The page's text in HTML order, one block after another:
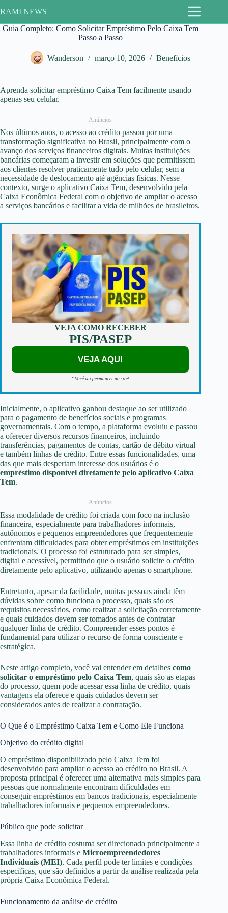
para
o
conteúdo
RAMI NEWS
Guia Completo: Como Solicitar Empréstimo Pelo Caixa Tem
Passo a Passo
Wanderson março 10, 2026 Benefícios
Aprenda solicitar empréstimo Caixa Tem facilmente usando
apenas seu celular.
Anúncios
Nos últimos anos, o acesso ao crédito passou por uma
transformação significativa no Brasil, principalmente com o
avanço dos serviços financeiros digitais. Muitas instituições
bancárias começaram a investir em soluções que permitissem
aos clientes resolver praticamente tudo pelo celular, sem a
necessidade de deslocamento até agências físicas. Nesse
contexto, surge o aplicativo Caixa Tem, desenvolvido pela
Caixa Econômica Federal com o objetivo de ampliar o acesso
a serviços bancários e facilitar a vida de milhões de brasileiros.
VEJA COMO RECEBER
PIS/PASEP
VEJA AQUI
* Você vai permancer no site!
Inicialmente, o aplicativo ganhou destaque ao ser utilizado
para o pagamento de benefícios sociais e programas
governamentais. Com o tempo, a plataforma evoluiu e passou
a oferecer diversos recursos financeiros, incluindo
transferências, pagamentos de contas, cartão de débito virtual
e também linhas de crédito. Entre essas funcionalidades, uma
das que mais despertam interesse dos usuários é o
empréstimo disponível diretamente pelo aplicativo Caixa
Tem.
Anúncios
Essa modalidade de crédito foi criada com foco na inclusão
financeira, especialmente para trabalhadores informais,
autônomos e pequenos empreendedores que frequentemente
enfrentam dificuldades para obter empréstimos em instituições
tradicionais. O processo foi estruturado para ser simples,
digital e acessível, permitindo que o usuário solicite o crédito
diretamente pelo aplicativo, utilizando apenas o smartphone.
Entretanto, apesar da facilidade, muitas pessoas ainda têm
dúvidas sobre como funciona o processo, quais são os
requisitos necessários, como realizar a solicitação corretamente
e quais cuidados devem ser tomados antes de contratar
qualquer linha de crédito. Compreender esses pontos é
fundamental para utilizar o recurso de forma consciente e
estratégica.
Neste artigo completo, você vai entender em detalhes como
solicitar o empréstimo pelo Caixa Tem, quais são as etapas
do processo, quem pode acessar essa linha de crédito, quais
vantagens ela oferece e quais cuidados devem ser
considerados antes de realizar a contratação.
O Que é o Empréstimo Caixa Tem e Como Ele Funciona
Objetivo do crédito digital
O empréstimo disponibilizado pelo Caixa Tem foi
desenvolvido para ampliar o acesso ao crédito no Brasil. A
proposta principal é oferecer uma alternativa mais simples para
pessoas que normalmente encontram dificuldades em
conseguir empréstimos em bancos tradicionais, especialmente
trabalhadores informais e pequenos empreendedores.
Público que pode solicitar
Essa linha de crédito costuma ser direcionada principalmente a
trabalhadores informais e Microempreendedores
Individuais (MEI). Cada perfil pode ter limites e condições
específicas, que são definidos a partir da análise realizada pela
própria Caixa Econômica Federal.
Funcionamento da análise de crédito